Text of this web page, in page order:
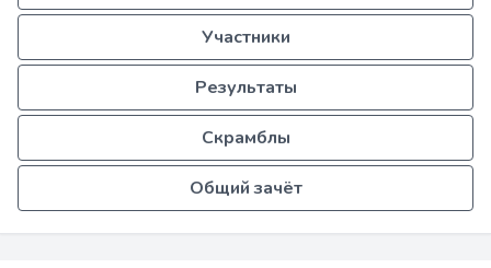
Участники
Результаты
Скрамблы
Общий зачёт